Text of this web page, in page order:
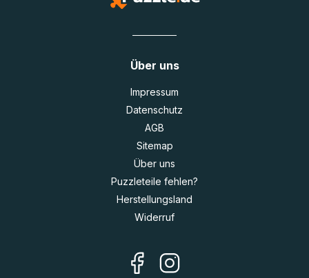
Über uns
Impressum
Datenschutz
AGB
Sitemap
Über uns
Puzzleteile fehlen?
Herstellungsland
Widerruf